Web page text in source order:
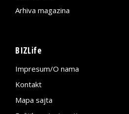
Arhiva magazina
BIZLife
Impresum/O nama
Kontakt
Mapa sajta